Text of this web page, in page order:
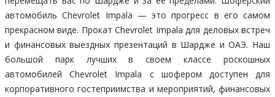
автомобиль Chevrolet Impala — это прогресс в его самом
прекрасном виде. Прокат Chevrolet Impala для деловых встреч
и финансовых выездных презентаций в Шардже и ОАЭ. Наш
большой парк лучших в своем классе роскошных
автомобилей Chevrolet Impala с шофером доступен для
корпоративного гостеприимства и мероприятий, финансовых